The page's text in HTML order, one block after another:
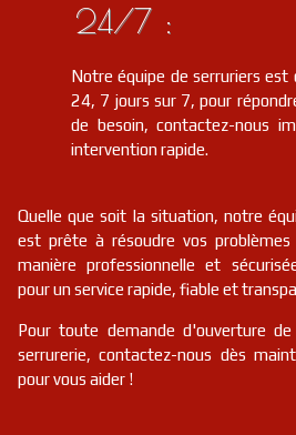
24/7 :
Notre équipe de serruriers est
24, 7 jours sur 7, pour
de besoin, contactez-nous
intervention rapide.
Quelle que soit la situation, notre
est prête à résoudre vos
manière professionnelle et
pour un service rapide, fiable et
Pour toute demande d'ouverture
serrurerie, contactez-nous dès
pour vous aider !